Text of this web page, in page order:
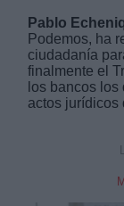
Pablo
Podemos, ha
ciudadanía
finalmente el
los bancos
actos jurídicos